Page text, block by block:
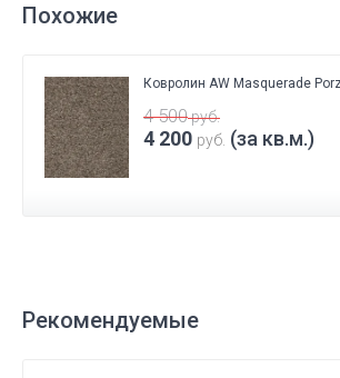
Похожие
Ковролин AW Masquerade
4 500руб.
4 200 руб. (за кв.м.)
Рекомендуемые